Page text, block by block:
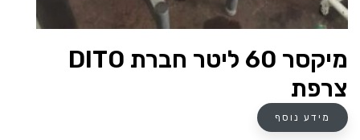
מיקסר 60 ליטר חברת DITO
צרפת
מידע נוסף